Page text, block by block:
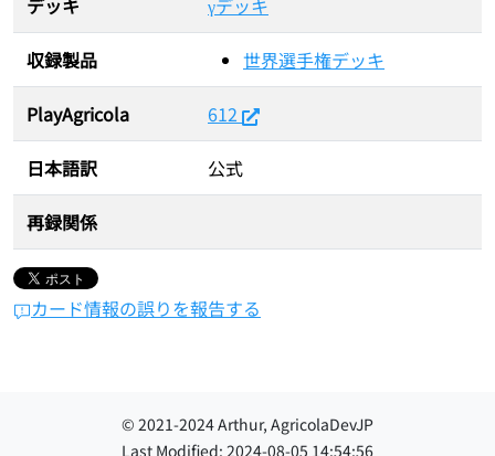
デッキ γデッキ
収録製品 世界選手権デッキ
PlayAgricola 612
日本語訳 公式
再録関係
カード情報の誤りを報告する
© 2021-2024Arthur, AgricolaDevJP
Last Modified: 2024-08-05 14:54:56